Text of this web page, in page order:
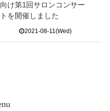
向け第1回サロンコンサー
トを開催しました
2021-08-11(Wed)